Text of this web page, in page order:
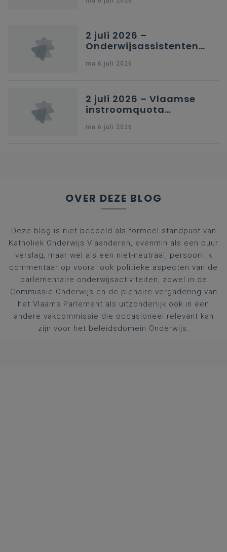
secundair onderwijs in
2 juli 2026 –
Onderwijsassistenten
kleuteronderwijs
ma 6 juli 2026
2 juli 2026 – Vlaamse
instroomquota
federale RIZIV-
ma 6 juli 2026
OVER DEZE BLOG
Deze blog is niet bedoeld als formeel standpunt van
Katholiek Onderwijs Vlaanderen, evenmin als een puur
verslag, maar wel als een niet-neutraal, persoonlijk
commentaar op vooral ook politieke aspecten van de
parlementaire onderwijsactiviteiten, zowel in de
Commissie Onderwijs en de plenaire vergadering van
het Vlaams Parlement als uitzonderlijk ook in een
andere vakcommissie die occasioneel relevant kan
zijn voor het beleidsdomein Onderwijs.